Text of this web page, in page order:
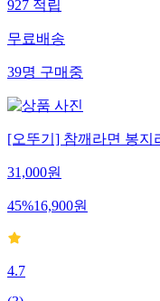
927적립
무료배송
39명구매중
[오뚜기] 참깨라면 봉지
31,000원
45%16,900원
4.7